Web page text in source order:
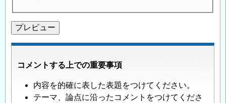
コメントする上での重要事項
内容を的確に表した表題をつけてください。
テーマ、論点に沿ったコメントをつけてくださ